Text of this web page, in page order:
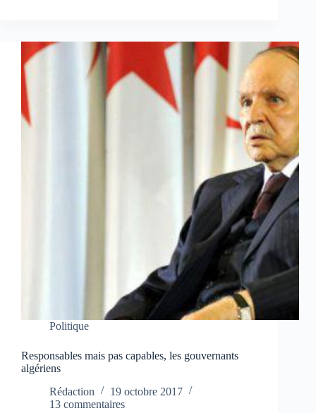
Politique
Responsables mais pas capables, les gouvernants
algériens
Rédaction
19 octobre 2017
13 commentaires